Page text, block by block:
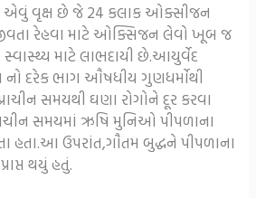
એવું વૃક્ષ છે જે 24 કલાક ઓક્સીજન
રેહવા માટે ઓક્સિજન લેવો ખૂબ જ
માટે લાભદાયી છે.આયુર્વેદ
નો દરેક ભાગ ઔષધીય ગુણધર્મોથી
સમયથી ઘણા રોગોને દૂર કરવા
સમયમાં ઋષિ મુનિઓ પીપળાના
હતા.આ ઉપરાંત,ગૌતમ બુદ્ધને પીપળાના
થયું હતું.